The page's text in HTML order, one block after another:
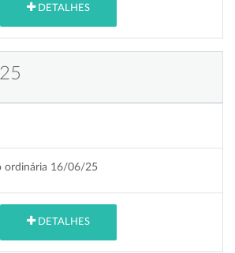
DETALHES
ordinária 16/06/25
DETALHES